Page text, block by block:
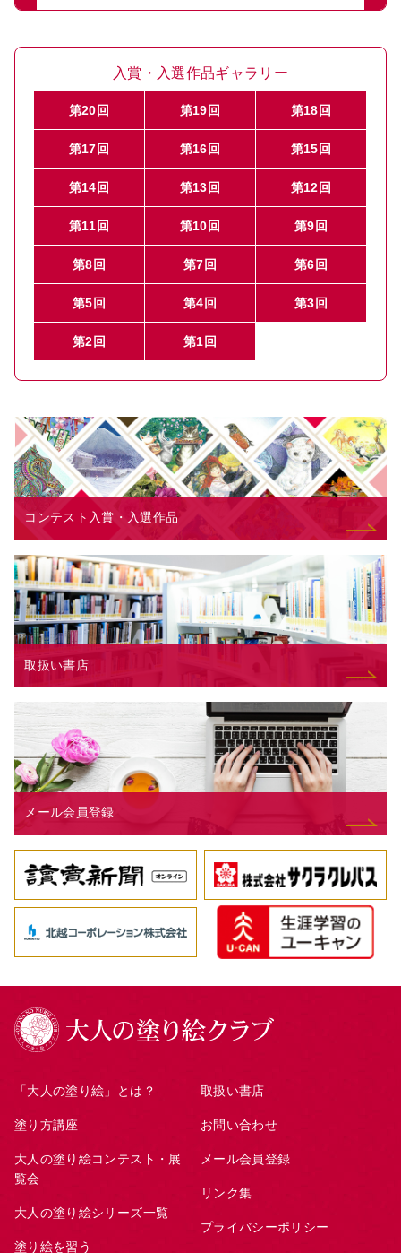
入賞・入選作品ギャラリー
第20回 第19回 第18回
第17回 第16回 第15回
第14回 第13回 第12回
第11回 第10回 第9回
第8回 第7回 第6回
第5回 第4回 第3回
第2回 第1回
コンテスト入賞・入選作品
取扱い書店
メール会員登録
「大人の塗り絵」とは？
塗り方講座
大人の塗り絵コンテスト・展
覧会
大人の塗り絵シリーズ一覧
塗り絵を習う
取扱い書店
お問い合わせ
メール会員登録
リンク集
プライバシーポリシー